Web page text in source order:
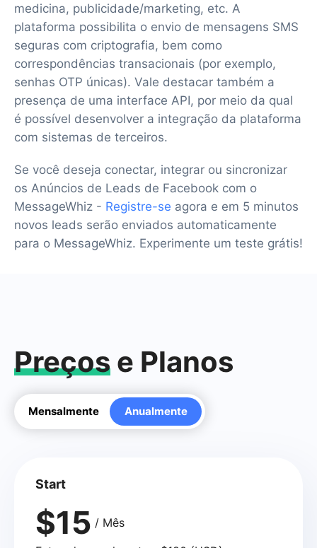
medicina, publicidade/marketing, etc. A
plataforma possibilita o envio de mensagens SMS
seguras com criptografia, bem como
correspondências transacionais (por exemplo,
senhas OTP únicas). Vale destacar também a
presença de uma interface API, por meio da qual
é possível desenvolver a integração da plataforma
com sistemas de terceiros.
Se você deseja conectar, integrar ou sincronizar
os Anúncios de Leads de Facebook com o
MessageWhiz - Registre-se agora e em 5 minutos
novos leads serão enviados automaticamente
para o MessageWhiz. Experimente um teste grátis!
Preços e Planos
Mensalmente Anualmente
Start
$15 / Mês